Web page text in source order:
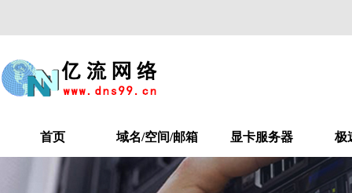
首页 域名/空间/邮箱 显卡服务器 极